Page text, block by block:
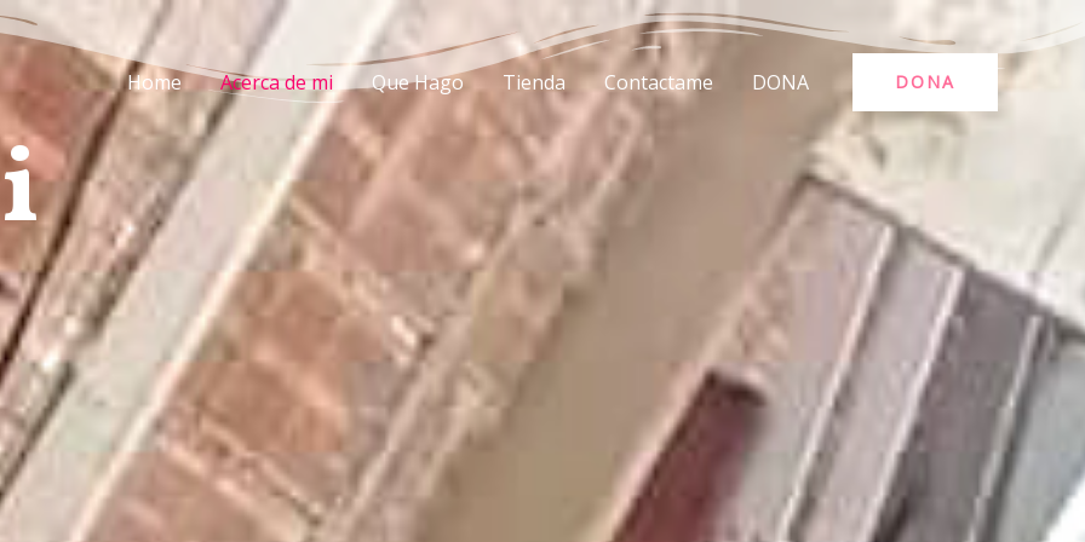
Home Acerca de mi Que Hago Tienda Contactame DONA DONA